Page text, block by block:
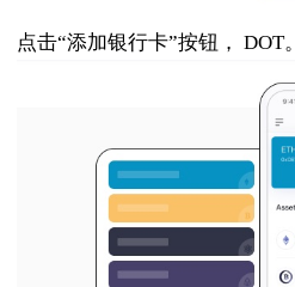
点击“添加银行卡”按钮， DOT。